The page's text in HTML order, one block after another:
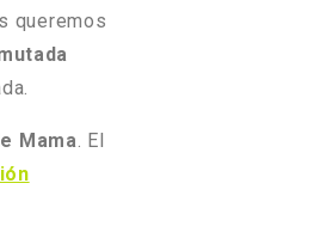
queremos
Mama. El